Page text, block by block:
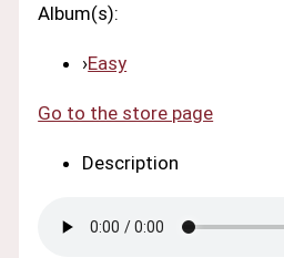
Album(s):
›Easy
Go to the store page
Description